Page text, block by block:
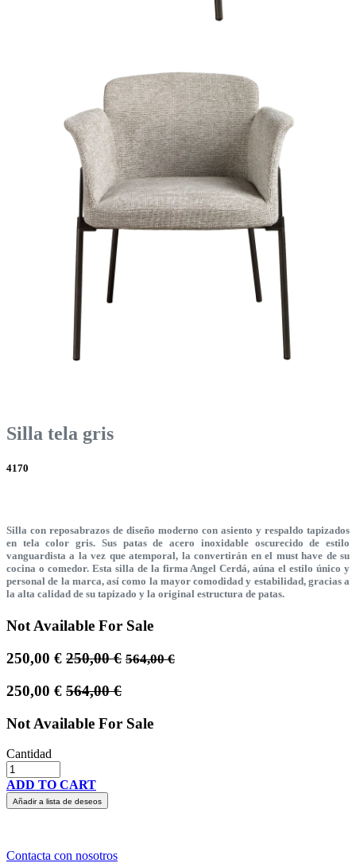
Silla tela gris
4170
Silla con reposabrazos de diseño moderno con asiento y respaldo tapizados
en tela color gris. Sus patas de acero inoxidable oscurecido de estilo
vanguardista a la vez que atemporal, la convertirán en el must have de su
cocina o comedor. Esta silla de la firma Angel Cerdá, aúna el estilo único y
personal de la marca, así como la mayor comodidad y estabilidad, gracias a
la alta calidad de su tapizado y la original estructura de patas.
Not Available For Sale
250,00 € 250,00€ 564,00€
250,00 € 564,00€
Not Available For Sale
Cantidad
ADD TO CART
Añadir a lista de deseos
Contacta con nosotros